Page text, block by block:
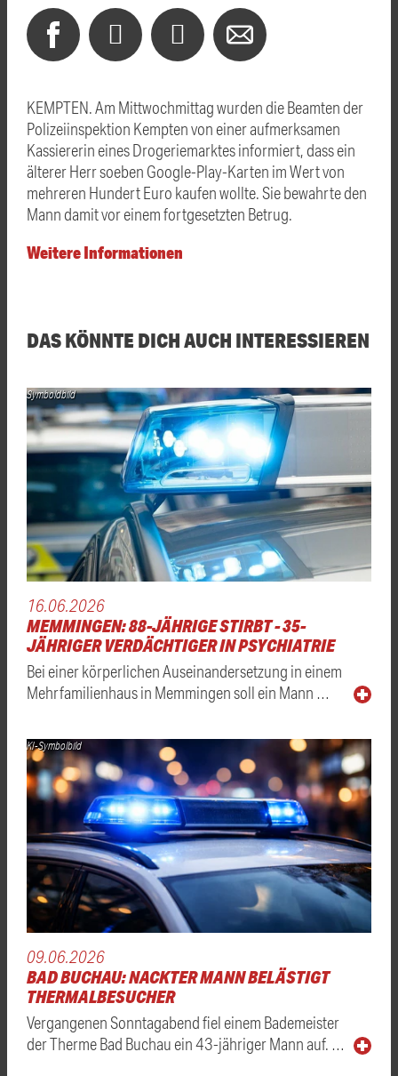
KEMPTEN. Am Mittwochmittag wurden die Beamten der
Polizeiinspektion Kempten von einer aufmerksamen
Kassiererin eines Drogeriemarktes informiert, dass ein
älterer Herr soeben Google-Play-Karten im Wert von
mehreren Hundert Euro kaufen wollte. Sie bewahrte den
Mann damit vor einem fortgesetzten Betrug.
Weitere Informationen
DAS KÖNNTE DICH AUCH INTERESSIEREN
Symboldbild
16.06.2026
MEMMINGEN: 88-JÄHRIGE STIRBT - 35-
JÄHRIGER VERDÄCHTIGER IN PSYCHIATRIE
Bei einer körperlichen Auseinandersetzung in einem
Mehrfamilienhaus in Memmingen soll ein Mann …
KI-Symbolbild
09.06.2026
BAD BUCHAU: NACKTER MANN BELÄSTIGT
THERMALBESUCHER
Vergangenen Sonntagabend fiel einem Bademeister
der Therme Bad Buchau ein 43-jähriger Mann auf. …